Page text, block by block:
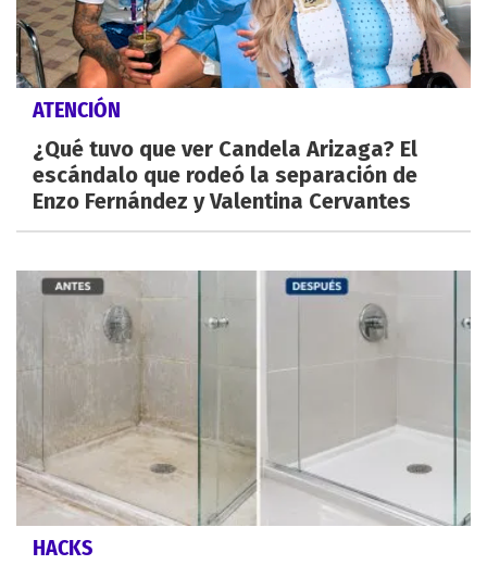
ATENCIÓN
¿Qué tuvo que ver Candela Arizaga? El
escándalo que rodeó la separación de
Enzo Fernández y Valentina Cervantes
HACKS